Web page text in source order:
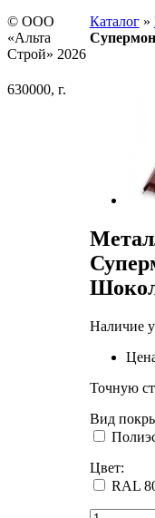
Каталог»
Наличие
Точную
Вид
Цвет:
RAL
© ООО
«Альта
Строй» 2026
630000, г.